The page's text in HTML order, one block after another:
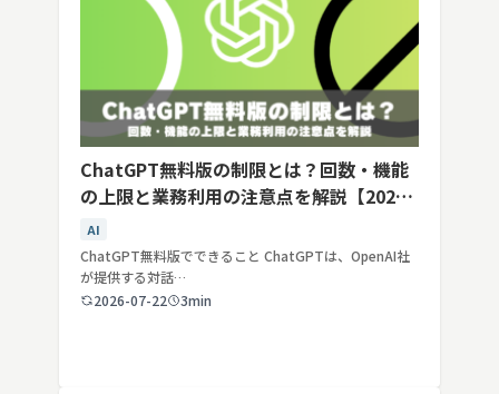
ChatGPT無料版の制限とは？回数・機能
の上限と業務利用の注意点を解説【2026
年最新】
AI
ChatGPT無料版でできること ChatGPTは、OpenAI社
が提供する対話…
2026-07-22
3min